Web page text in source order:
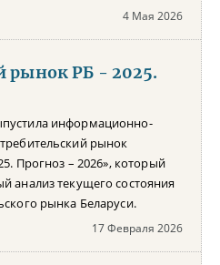
4 Мая 2026
рынок РБ - 2025.
информационно-
рынок
Прогноз – 2026», который
анализ текущего состояния
рынка Беларуси.
17 Февраля 2026